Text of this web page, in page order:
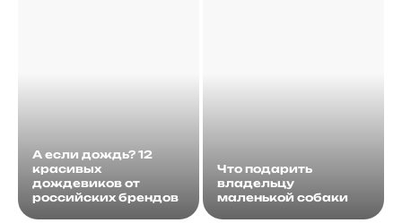
А если дождь? 12
красивых
дождевиков от
российских брендов
Что подарить
владельцу
маленькой собаки